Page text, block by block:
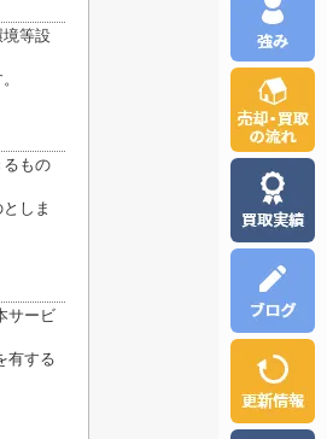
境等設
るもの
しま
サービ
有する